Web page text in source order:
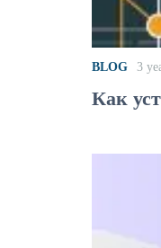
BLOG 3
Как